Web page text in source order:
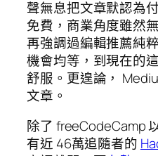
聲無息把文章默認為
免費，商業角度雖然
再強調過編輯推薦純
機會均等，到現在的
舒服。更遑論，
文章。
除了 freeCodeCamp
有近 46萬追隨者的